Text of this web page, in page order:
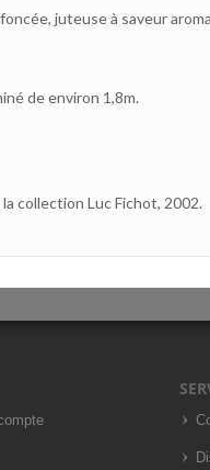
juteuse à saveur
de environ 1,8m.
collection Luc Fichot, 2002.